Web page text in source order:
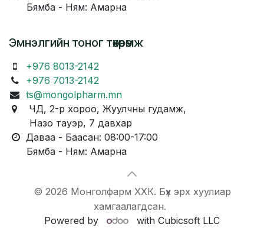
Бямба - Ням: Амарна
Эмнэлгийн тоног төхөөрөмж
+976 8013-2142
+976 7013-2142
ts@mongolpharm.mn
ЧД, 2-р хороо, Жуулчны гудамж,
Назо тауэр, 7 давхар
Даваа - Баасан: 08:00-17:00
Бямба - Ням: Амарна
© 2026 Монголфарм ХХК. Бүх эрх хуулиар
хамгаалагдсан.
Powered by
with Cubicsoft LLC